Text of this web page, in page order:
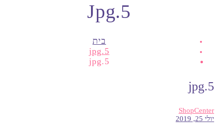
5.jpg
בית
5.jpg
5.jpg
5.jpg
ShopCenter
יולי 25, 2019